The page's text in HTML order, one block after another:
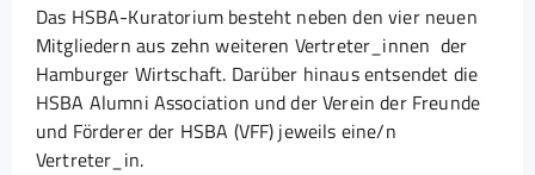
Das HSBA-Kuratorium besteht neben den vier neuen
Mitgliedern aus zehn weiteren Vertreter_innen der
Hamburger Wirtschaft. Darüber hinaus entsendet die
HSBA Alumni Association und der Verein der Freunde
und Förderer der HSBA (VFF) jeweils eine/n
Vertreter_in.